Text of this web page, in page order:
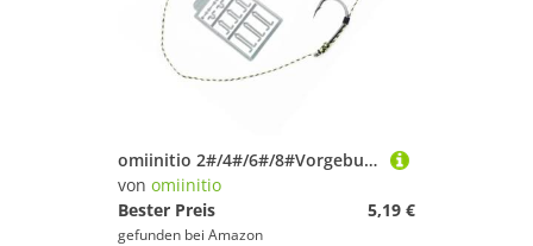
omiinitio 2#/4#/6#/8#Vorgebundene Köder Rigs Mit Haken Wirbel Bokie Stop Stop Geflohen
von omiinitio
Bester Preis
5,19 €
gefunden bei Amazon